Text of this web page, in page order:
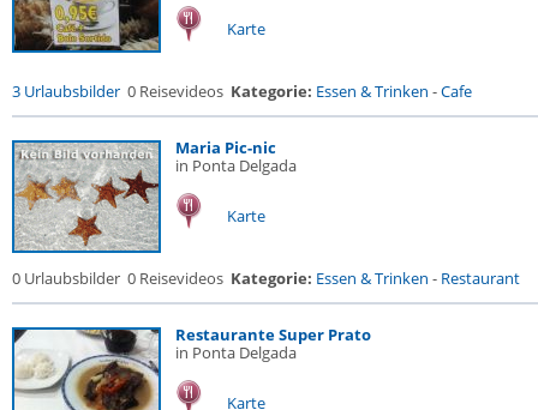
Karte
3 Urlaubsbilder 0 Reisevideos Kategorie: Essen & Trinken -Cafe
Maria Pic-nic
in Ponta Delgada
Karte
0 Urlaubsbilder 0 Reisevideos Kategorie: Essen & Trinken - Restaurant
Restaurante Super Prato
in Ponta Delgada
Karte